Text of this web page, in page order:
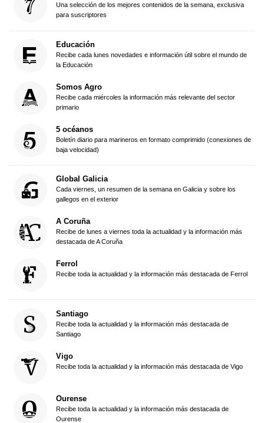
Una selección de los mejores contenidos de la semana, exclusiva
para suscriptores
Educación
Recibe cada lunes novedades e información útil sobre el mundo de
la Educación
Somos Agro
Recibe cada miércoles la información más relevante del sector
primario
5 océanos
Boletín diario para marineros en formato comprimido (conexiones de
baja velocidad)
Global Galicia
Cada viernes, un resumen de la semana en Galicia y sobre los
gallegos en el exterior
A Coruña
Recibe de lunes a viernes toda la actualidad y la información más
destacada de A Coruña
Ferrol
Recibe toda la actualidad y la información más destacada de Ferrol
Santiago
Recibe toda la actualidad y la información más destacada de
Santiago
Vigo
Recibe toda la actualidad y la información más destacada de Vigo
Ourense
Recibe toda la actualidad y la información más destacada de
Ourense